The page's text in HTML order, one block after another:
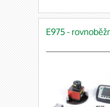
nebo loží strojů,
celkového stavu
Za použití vhodného
měření (vč.
jednotka obsahuje
programy, které jsou
pro systémy Easy-
E975 -